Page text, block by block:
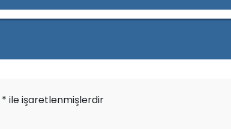
* ile işaretlenmişlerdir